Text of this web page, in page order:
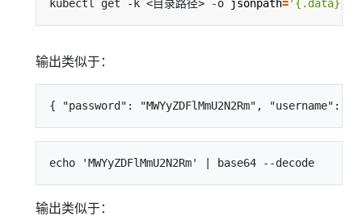
kubectl get -k <目录路径> -o jsonpath='{.data}'
输出类似于：
输出类似于：